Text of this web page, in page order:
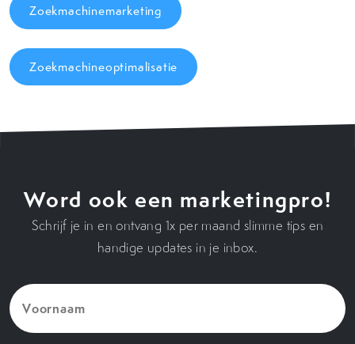
Zoekmachinemarketing
Zoekmachineoptimalisatie
Word ook een marketingpro!
Schrijf je in en ontvang 1x per maand slimme tips en
handige updates in je inbox.
Voornaam
(Vereist)